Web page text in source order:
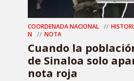
COORDENADA NACIONAL
N
NOTA
Cuando la
de Sinaloa solo
nota roja